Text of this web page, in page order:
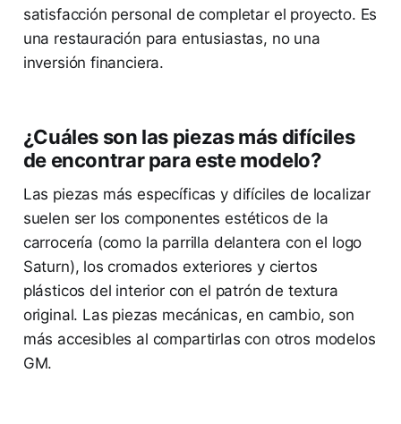
satisfacción personal de completar el proyecto. Es
una restauración para entusiastas, no una
inversión financiera.
¿Cuáles son las piezas más difíciles
de encontrar para este modelo?
Las piezas más específicas y difíciles de localizar
suelen ser los componentes estéticos de la
carrocería (como la parrilla delantera con el logo
Saturn), los cromados exteriores y ciertos
plásticos del interior con el patrón de textura
original. Las piezas mecánicas, en cambio, son
más accesibles al compartirlas con otros modelos
GM.